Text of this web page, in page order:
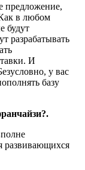
предложение,
в любом
будут
разрабатывать
И
у вас
базу
развивающихся